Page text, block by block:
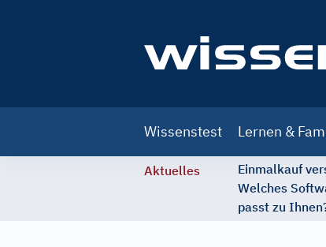
navigation
Wissenstest Lernen &
Aktuelles
Einmalkauf
Welches
passt zu